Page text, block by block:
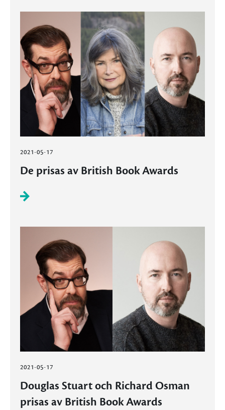
2021-05-17
De prisas av British Book Awards
2021-05-17
Douglas Stuart och Richard Osman
prisas av British Book Awards